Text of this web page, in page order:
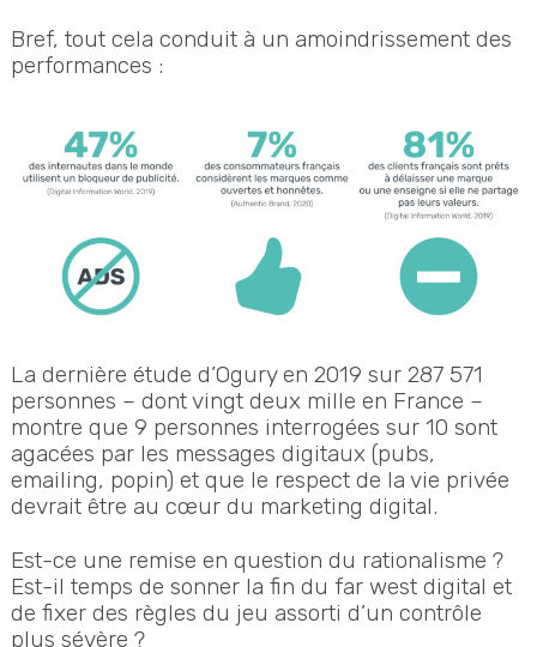
Bref, tout cela conduit à un amoindrissement des
performances :
La dernière étude d’Ogury en 2019 sur 287 571
personnes – dont vingt deux mille en France –
montre que 9 personnes interrogées sur 10 sont
agacées par les messages digitaux (pubs,
emailing, popin) et que le respect de la vie privée
devrait être au cœur du marketing digital.
Est-ce une remise en question du rationalisme ?
Est-il temps de sonner la fin du far west digital et
de fixer des règles du jeu assorti d’un contrôle
plus sévère ?